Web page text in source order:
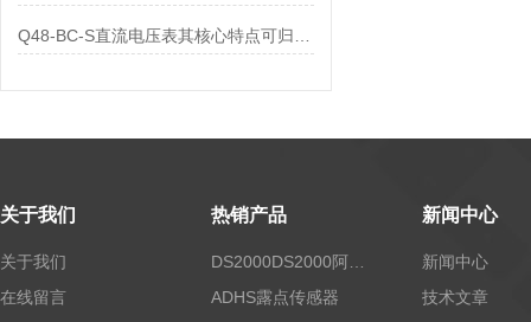
关于我们
关于我们
在线留言
热销产品
ADHS露点传感器
新闻中心
新闻中心
技术文章